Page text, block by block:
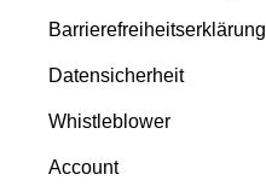
Barrierefreiheitserklärung
Datensicherheit
Whistleblower
Account